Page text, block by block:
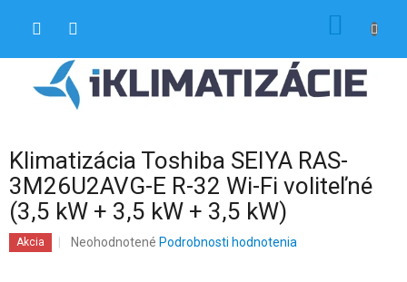
Klimatizácia Toshiba SEIYA RAS-
3M26U2AVG-E R-32 Wi-Fi voliteľné
(3,5 kW + 3,5 kW + 3,5 kW)
Akcia
Priemerné
Neohodnotené Podrobnosti hodnotenia